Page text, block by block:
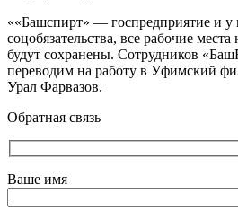
««Башспирт» — госпредприятие и у
соцобязательства, все рабочие места
будут сохранены. Сотрудников
переводим на работу в Уфимский
Урал Фарвазов.
Обратная связь
Ваше имя